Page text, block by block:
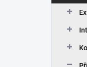
n